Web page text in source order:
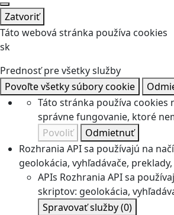
Zatvoriť
Táto webová stránka používa cookies
sk
Prednosť pre všetky služby
Povoľte všetky súbory cookie
Táto stránka používa cookies
správne fungovanie, ktoré
Povoliť
Odmietnuť
Rozhrania API sa používajú na
geolokácia, vyhľadávače, preklady,
APIs Rozhrania API sa
skriptov: geolokácia,
Spravovať služby(0)